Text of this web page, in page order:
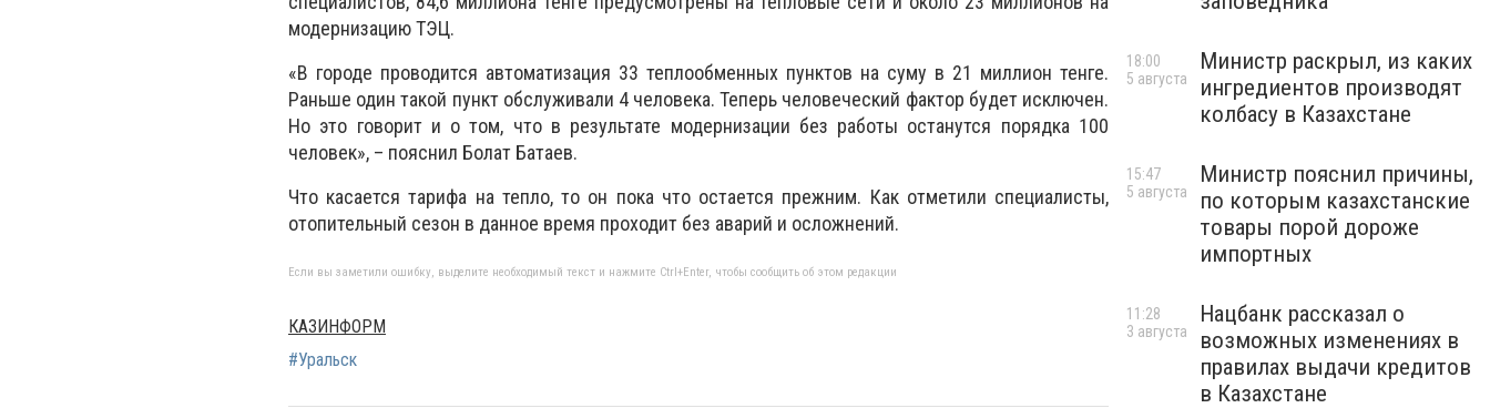
модернизацию ТЭЦ.
«В городе проводится автоматизация 33 теплообменных пунктов на суму в 21 миллион тенге.
Раньше один такой пункт обслуживали 4 человека. Теперь человеческий фактор будет исключен.
Но это говорит и о том, что в результате модернизации без работы останутся порядка 100
человек», – пояснил Болат Батаев.
Что касается тарифа на тепло, то он пока что остается прежним. Как отметили специалисты,
отопительный сезон в данное время проходит без аварий и осложнений.
Если вы заметили ошибку, выделите необходимый текст и нажмите Ctrl+Enter, чтобы сообщить об этом редакции
КАЗИНФОРМ
#Уральск
Министр раскрыл, из каких
ингредиентов производят
колбасу в Казахстане
18:00
5 августа
Министр пояснил причины,
по которым казахстанские
товары порой дороже
импортных
15:47
5 августа
Нацбанк рассказал о
возможных изменениях в
правилах выдачи кредитов
в Казахстане
11:28
3 августа